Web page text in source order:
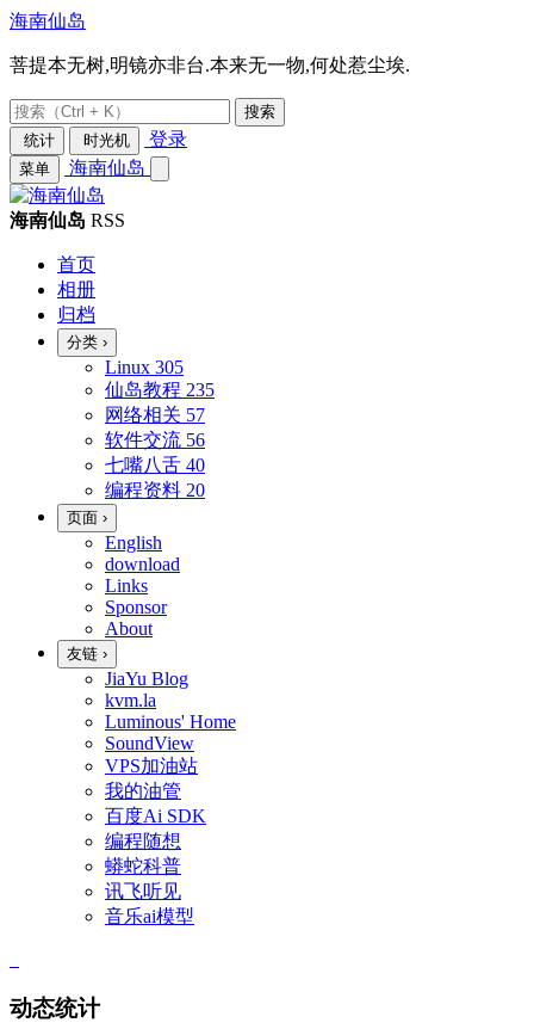
海南仙岛
菩提本无树,明镜亦非台.本来无一物,何处惹尘埃.
搜索
统计
时光机 登录
菜单 海南仙岛
海南仙岛 RSS
首页
相册
归档
分类 ›
Linux 305
仙岛教程 235
网络相关 57
软件交流 56
七嘴八舌 40
编程资料 20
页面 ›
English
download
Links
Sponsor
About
友链 ›
JiaYu Blog
kvm.la
Luminous' Home
SoundView
VPS加油站
我的油管
百度Ai SDK
编程随想
蟒蛇科普
讯飞听见
音乐ai模型
动态统计